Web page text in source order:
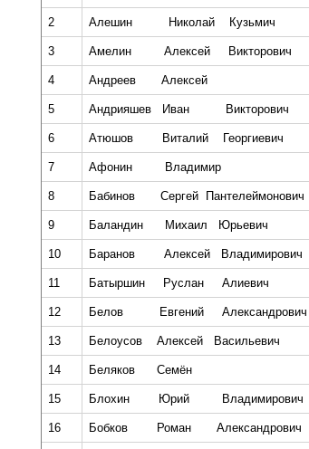
2 Алешин Николай Кузьмич
3 Амелин Алексей Викторович
4 Андреев Алексей
5 Андрияшев Иван Викторович
6 Атюшов Виталий Георгиевич
7 Афонин Владимир
8 Бабинов Сергей Пантелеймонович
9 Баландин Михаил Юрьевич
10 Баранов Алексей Владимирович
11 Батыршин Руслан Алиевич
12 Белов Евгений Александрович
13 Белоусов Алексей Васильевич
14 Беляков Семён
15 Блохин Юрий Владимирович
16 Бобков Роман Александрович